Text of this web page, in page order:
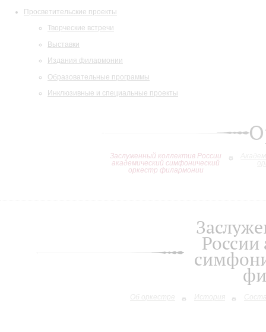
Просветительские проекты
Творческие встречи
Выставки
Издания филармонии
Образовательные программы
Инклюзивные и специальные проекты
Заслуженный коллектив России
академический симфонический
оркестр филармонии
Об оркестре История